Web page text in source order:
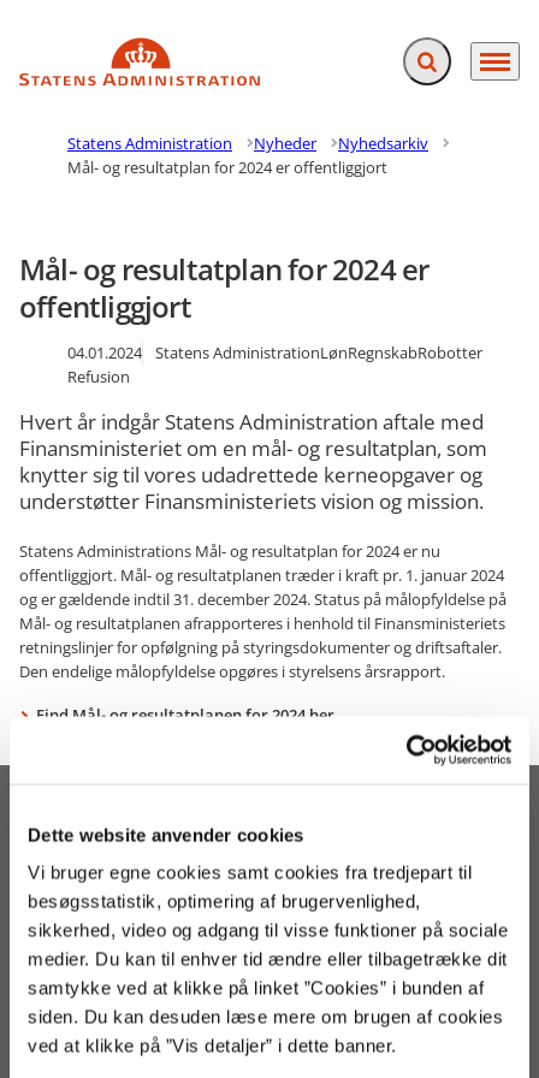
Dette website anvender cookies
Vi bruger egne cookies samt cookies fra tredjepart til
besøgsstatistik, optimering af brugervenlighed,
sikkerhed, video og adgang til visse funktioner på sociale
medier. Du kan til enhver tid ændre eller tilbagetrække dit
samtykke ved at klikke på linket ”Cookies” i bunden af
siden. Du kan desuden læse mere om brugen af cookies
ved at klikke på ”Vis detaljer” i dette banner.
Gå til forsiden Fold søgefelt ud
Menu
Statens Administration Nyheder
Nyhedsarkiv
Mål- og resultatplan for 2024 er offentliggjort
Mål- og resultatplan for 2024 er
offentliggjort
04.01.2024 Statens AdministrationLønRegnskabRobotter
Refusion
Hvert år indgår Statens Administration aftale med
Finansministeriet om en mål- og resultatplan, som
knytter sig til vores udadrettede kerneopgaver og
understøtter Finansministeriets vision og mission.
Statens Administrations Mål- og resultatplan for 2024 er nu
offentliggjort. Mål- og resultatplanen træder i kraft pr. 1. januar 2024
og er gældende indtil 31. december 2024. Status på målopfyldelse på
Mål- og resultatplanen afrapporteres i henhold til Finansministeriets
retningslinjer for opfølgning på styringsdokumenter og driftsaftaler.
Den endelige målopfyldelse opgøres i styrelsens årsrapport.
Find Mål- og resultatplanen for 2024 her
9800 Hjørring
3392 9800
regnskab@statens-adm.dk
loen@statens-adm.dk
statens-adm@statens-adm.dk
EAN: 5798000010703